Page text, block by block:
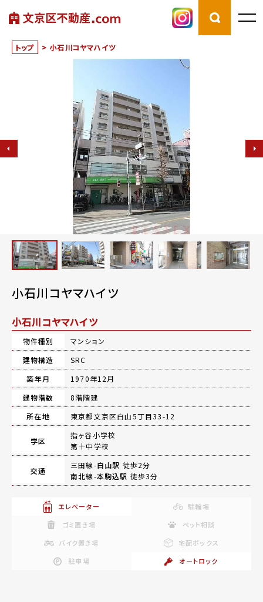
トップ > 小石川コヤマハイツ
小石川コヤマハイツ
小石川コヤマハイツ
物件種別
マンション
建物構造
SRC
築年月
1970年12月
建物階数
8階階建
所在地
東京都文京区白山5丁目33-12
学区
指ヶ谷小学校
第十中学校
交通
三田線-白山駅 徒歩2分
南北線-本駒込駅 徒歩3分
エレベーター
駐輪場
ゴミ置き場
ペット相談
バイク置き場
宅配ボックス
駐車場
オートロック